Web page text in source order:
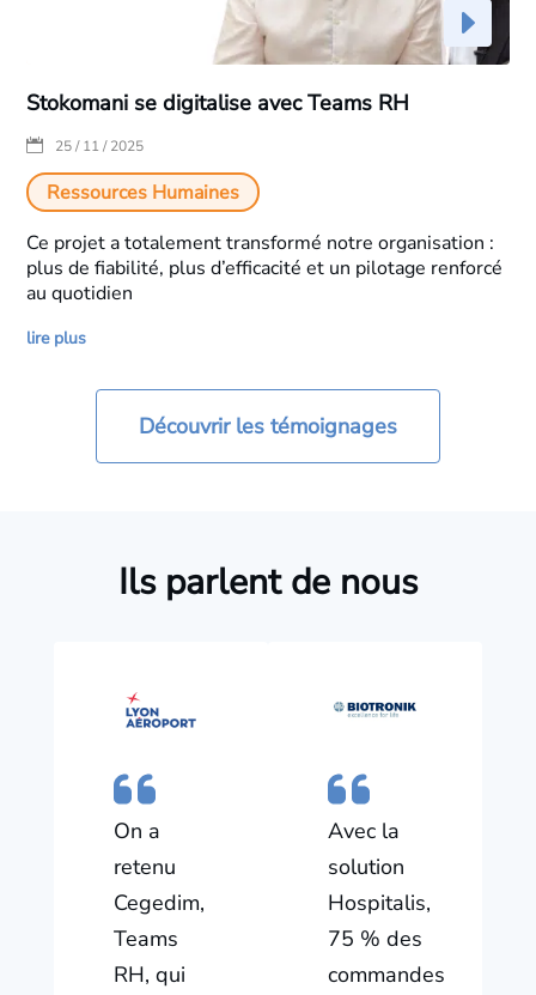
Stokomani se digitalise avec Teams RH
25 / 11 / 2025
Ressources Humaines
Ce projet a totalement transformé notre organisation :
plus de fiabilité, plus d’efficacité et un pilotage renforcé
au quotidien
lire plus
Découvrir les témoignages
Ils parlent de nous
On a
retenu
Cegedim,
Teams
RH, qui
Avec la
solution
Hospitalis,
75 % des
commandes